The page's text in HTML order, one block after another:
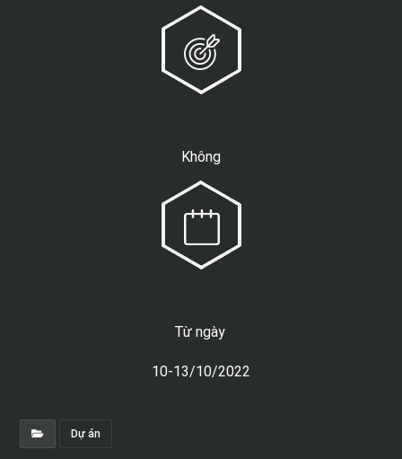
Không
Từ ngày
10-13/10/2022
Dự án